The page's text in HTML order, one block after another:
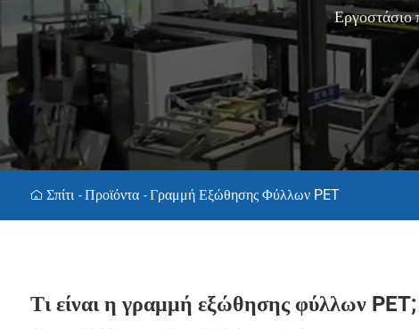
Εργοστάσιο
Σπίτι - Προϊόντα - Γραμμή Εξώθησης Φύλλων PET
Τι είναι η γραμμή εξώθησης φύλλων PET;